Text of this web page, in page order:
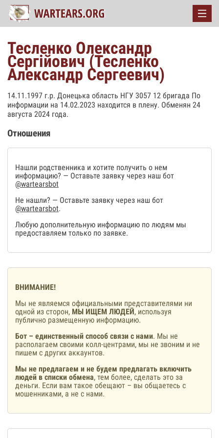
Тесленко Олександр
Сергійович (Тесленко
Александр Сергеевич)
14.11.1997 г.р. Донецька область НГУ 3057 12 бригада По
информации на 14.02.2023 находится в плену. Обменян 24
августа 2024 года.
Отношения
Нашли родственника и хотите получить о нем
информацию? — Оставьте заявку через наш бот
@wartearsbot
Не нашли? — Оставьте заявку через наш бот
@wartearsbot.
Любую дополнительную информацию по людям мы
предоставляем только по заявке.
ВНИМАНИЕ!
Мы не являемся официальными представителями ни
одной из сторон, МЫ ИЩЕМ ЛЮДЕЙ, используя
публично размещенную информацию.
Бот – единственный способ связи с нами. Мы не
располагаем своими колл-центрами, мы не звоним и не
пишем с других аккаунтов.
Мы не предлагаем и не будем предлагать включить
людей в списки обмена, тем более, сделать это за
деньги. Если вам такое обещают – вы общаетесь с
мошенниками, а не с нами.